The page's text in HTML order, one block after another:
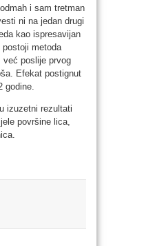
i sam tretman
ni na jedan drugi
kao ispresavijan
metoda
već poslije prvog
Efekat postignut
godine.
izuzetni rezultati
površine lica,